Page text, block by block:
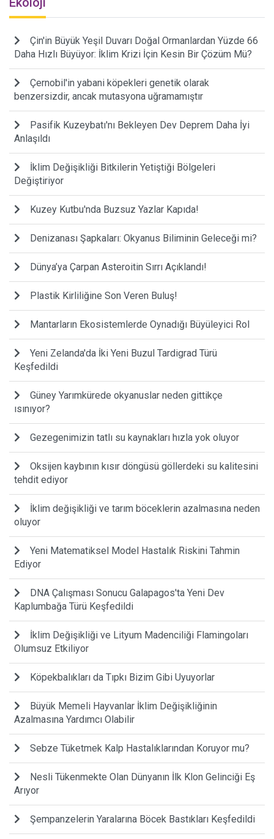
Çin'in Büyük Yeşil Duvarı Doğal Ormanlardan Yüzde 66
Daha Hızlı Büyüyor: İklim Krizi İçin Kesin Bir Çözüm Mü?
Çernobil'in yabani köpekleri genetik olarak
benzersizdir, ancak mutasyona uğramamıştır
Pasifik Kuzeybatı'nı Bekleyen Dev Deprem Daha İyi
Anlaşıldı
İklim Değişikliği Bitkilerin Yetiştiği Bölgeleri
Değiştiriyor
Kuzey Kutbu'nda Buzsuz Yazlar Kapıda!
Denizanası Şapkaları: Okyanus Biliminin Geleceği mi?
Dünya’ya Çarpan Asteroitin Sırrı Açıklandı!
Plastik Kirliliğine Son Veren Buluş!
Mantarların Ekosistemlerde Oynadığı Büyüleyici Rol
Yeni Zelanda'da İki Yeni Buzul Tardigrad Türü
Keşfedildi
Güney Yarımkürede okyanuslar neden gittikçe
ısınıyor?
Gezegenimizin tatlı su kaynakları hızla yok oluyor
Oksijen kaybının kısır döngüsü göllerdeki su kalitesini
tehdit ediyor
İklim değişikliği ve tarım böceklerin azalmasına neden
oluyor
Yeni Matematiksel Model Hastalık Riskini Tahmin
Ediyor
DNA Çalışması Sonucu Galapagos'ta Yeni Dev
Kaplumbağa Türü Keşfedildi
İklim Değişikliği ve Lityum Madenciliği Flamingoları
Olumsuz Etkiliyor
Köpekbalıkları da Tıpkı Bizim Gibi Uyuyorlar
Büyük Memeli Hayvanlar İklim Değişikliğinin
Azalmasına Yardımcı Olabilir
Sebze Tüketmek Kalp Hastalıklarından Koruyor mu?
Nesli Tükenmekte Olan Dünyanın İlk Klon Gelinciği Eş
Arıyor
Şempanzelerin Yaralarına Böcek Bastıkları Keşfedildi